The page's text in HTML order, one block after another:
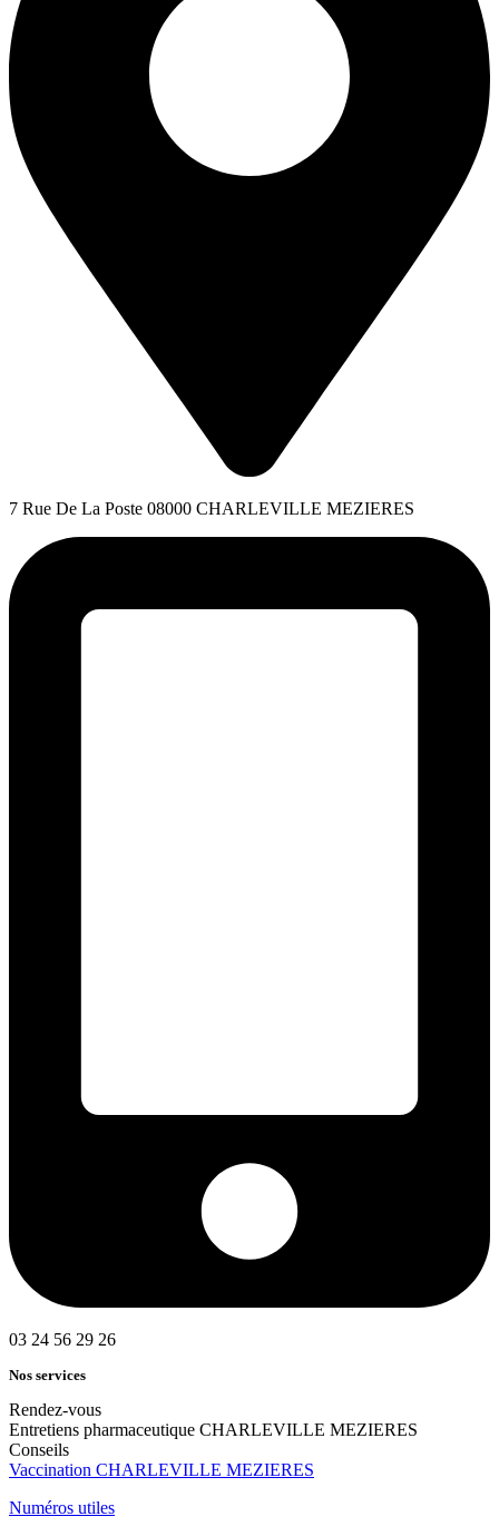
7 Rue De La Poste 08000 CHARLEVILLE MEZIERES
03 24 56 29 26
Nos services
Rendez-vous
Entretiens pharmaceutique CHARLEVILLE MEZIERES
Conseils
Vaccination CHARLEVILLE MEZIERES
Numéros utiles